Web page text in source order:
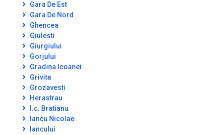
Gara De Est
Gara De Nord
Ghencea
Giulesti
Giurgiului
Gorjului
Gradina Icoanei
Grivita
Grozavesti
Herastrau
I.c. Bratianu
Iancu Nicolae
Iancului